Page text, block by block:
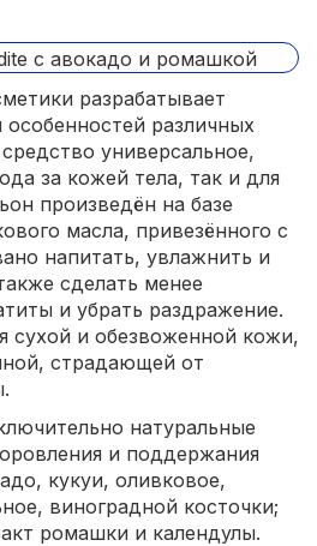
разрабатывает
различных
универсальное,
за кожей тела, так и для
произведён на базе
масла, привезённого с
напитать, увлажнить и
сделать менее
и убрать раздражение.
сухой и обезвоженной кожи,
страдающей от
натуральные
и поддержания
кукуи, оливковое,
виноградной косточки;
ромашки и календулы.